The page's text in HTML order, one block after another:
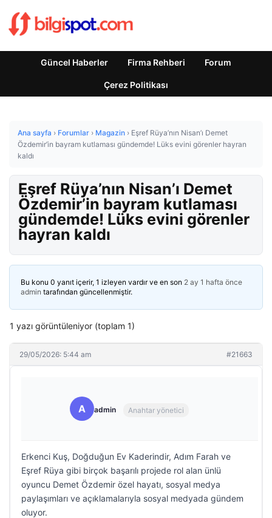
Güncel Haberler Firma Rehberi Forum
Çerez Politikası
Ana sayfa › Forumlar › Magazin › Eşref Rüya’nın Nisan’ı Demet
Özdemir’in bayram kutlaması gündemde! Lüks evini görenler hayran
kaldı
Eşref Rüya’nın Nisan’ı Demet
Özdemir’in bayram kutlaması
gündemde! Lüks evini görenler
hayran kaldı
Bu konu 0 yanıt içerir, 1 izleyen vardır ve en son 2 ay 1 hafta önce
admin tarafından güncellenmiştir.
1 yazı görüntüleniyor (toplam 1)
29/05/2026: 5:44 am #21663
A admin Anahtar yönetici
Erkenci Kuş, Doğduğun Ev Kaderindir, Adım Farah ve
Eşref Rüya gibi birçok başarılı projede rol alan ünlü
oyuncu Demet Özdemir özel hayatı, sosyal medya
paylaşımları ve açıklamalarıyla sosyal medyada gündem
oluyor.